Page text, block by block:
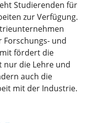
Studierenden für
zur Verfügung.
und
fördert die
nur die Lehre und
auch die
mit der Industrie.